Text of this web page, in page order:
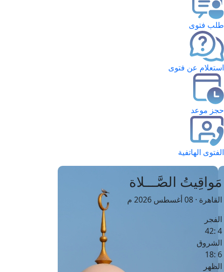
طلب فتوى
استعلام عن فتوى
حجز موعد
الفتوى الهاتفية
مَواقِيتُ الصَّـــلاة
القاهرة · 08 أغسطس 2026 م
الفجر
4 :42
الشروق
6 :18
الظهر